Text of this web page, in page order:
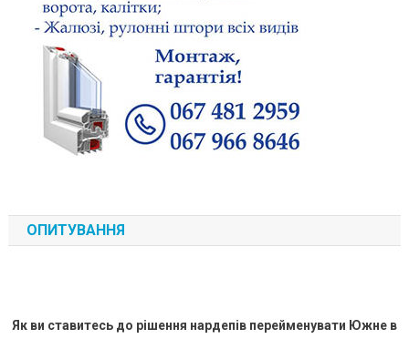
ОПИТУВАННЯ
Як ви ставитесь до рішення нардепів перейменувати Южне в